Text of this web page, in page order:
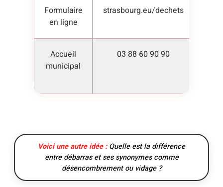
Formulaire
en ligne
strasbourg.eu/dechets
Accueil
municipal
03 88 60 90 90
Voici une autre idée :Quelle est la différence
entre débarras et ses synonymes comme
désencombrement ou vidage ?